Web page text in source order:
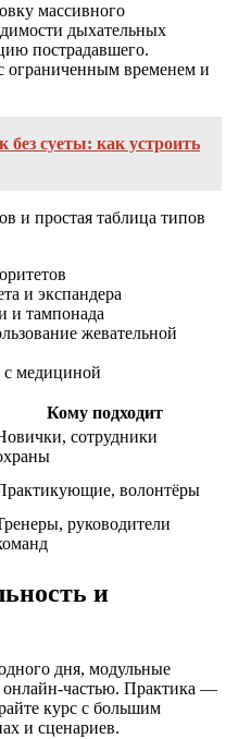
массивного
дыхательных
пострадавшего.
ограниченным временем и
суеты: как устроить
и простая таблица типов
и экспандера
и тампонада
жевательной
медициной
Кому подходит
сотрудники
волонтёры
руководители
и
дня, модульные
частью. Практика —
курс с большим
и сценариев.